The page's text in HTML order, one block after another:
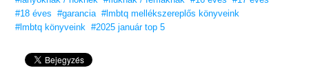
és éld át a grandiózus lezárás izgalmait!
16 éves kortól ajánljuk!
#18 éves
#garancia #lmbtq mellékszereplős könyveink
#lmbtq könyveink #2025 január top 5